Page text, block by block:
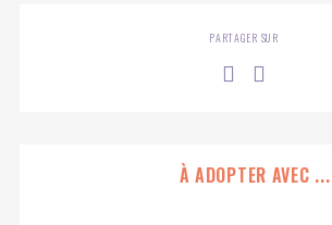
PARTAGER SUR
À ADOPTER AVEC ...